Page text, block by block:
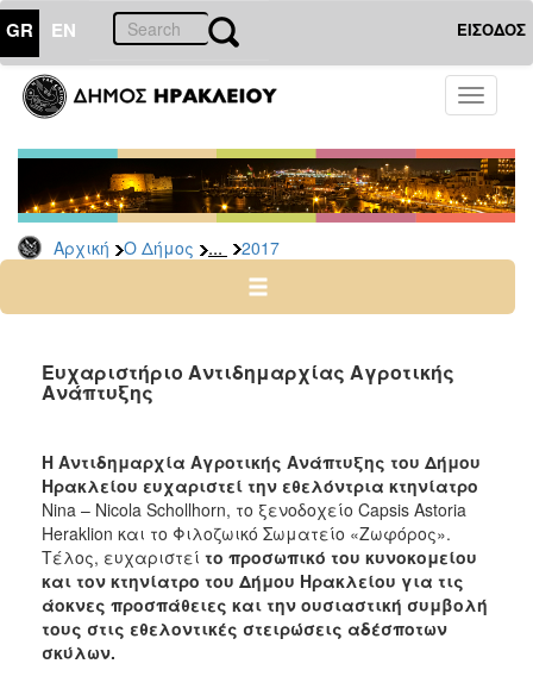
GR EN ΕΙΣΟΔΟΣ
Toggle
Αρχική Ο Δήμος ... 2017
ΔΗΜΟΣ
Δελτία
Τύπου
Αρχείο
2026
2024
2022
2020
2019
2018
2017
2016
2015
Ευχαριστήριο Αντιδημαρχίας Αγροτικής
Ανάπτυξης
Η Αντιδημαρχία Αγροτικής Ανάπτυξης του Δήμου
Ηρακλείου ευχαριστεί την εθελόντρια κτηνίατρο
Nina – Nicola Schollhorn, το ξενοδοχείο Capsis Astoria
Heraklion και το Φιλοζωικό Σωματείο «Ζωφόρος».
Τέλος, ευχαριστεί το προσωπικό του κυνοκομείου
και τον κτηνίατρο του Δήμου Ηρακλείου για τις
άοκνες προσπάθειες και την ουσιαστική συμβολή
τους στις εθελοντικές στειρώσεις αδέσποτων
σκύλων.